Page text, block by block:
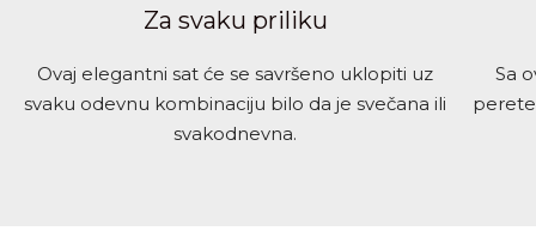
Za svaku priliku
Ovaj elegantni sat će se savršeno uklopiti uz
svaku odevnu kombinaciju bilo da je svečana ili
svakodnevna.
Sa